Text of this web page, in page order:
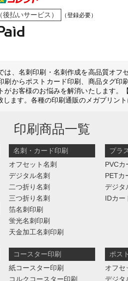
後払いサービス） （登録必要）
は、名刺印刷・名刺作成を高品質オフ
刷からポストカード印刷、商品タグ印
がお客様のお悩みを解消いたします。
ます。各種の印刷通販のメガプリント
印刷商品一覧
名刺・カード印刷
オフセット名刺
デジタル名刺
二つ折り名刺
三つ折り名刺
箔名刺印刷
蛍光名刺印刷
天金加工名刺印刷
プラ
PVCカ
PETカ
デジタ
IDカー
コースター印刷
紙コースター印刷
コルクコースター印刷
ポス
オフセ
デジタ